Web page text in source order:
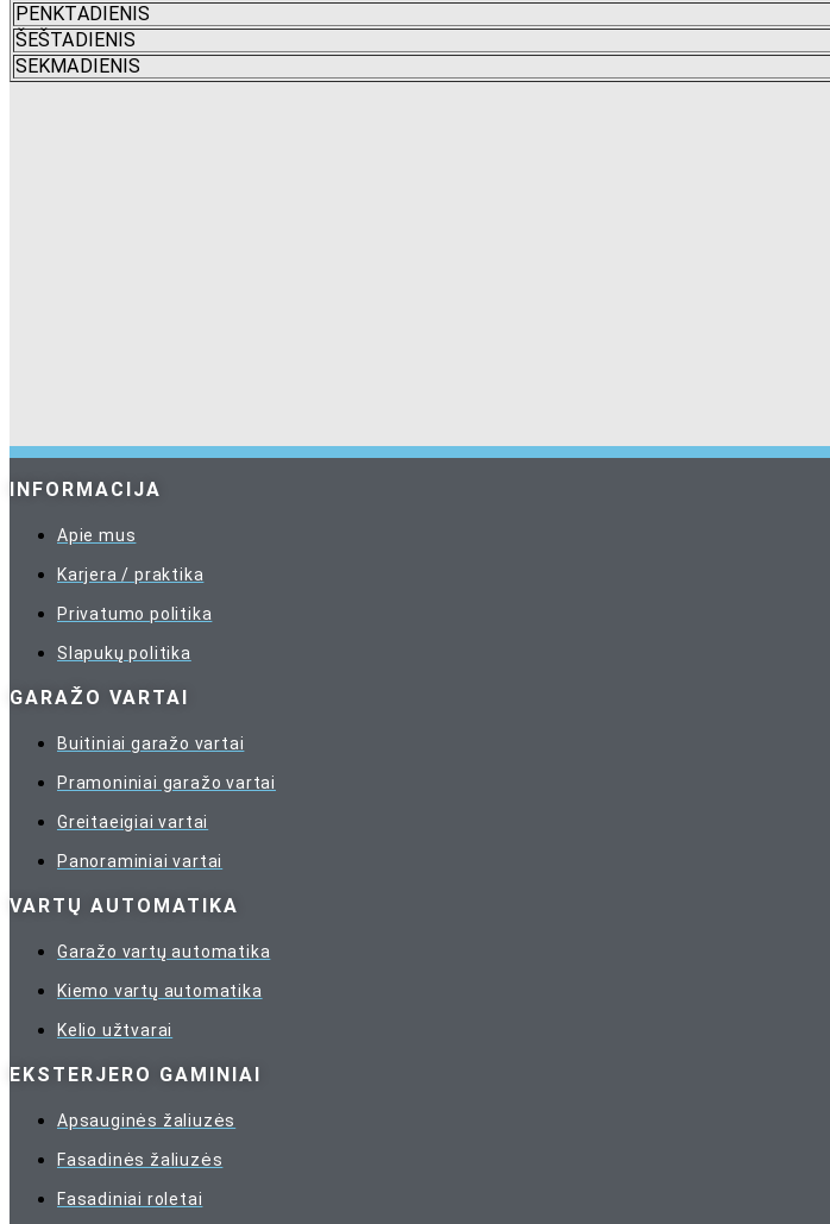
PENKTADIENIS
ŠEŠTADIENIS
SEKMADIENIS
INFORMACIJA
Apie mus
Karjera / praktika
Privatumo politika
Slapukų politika
GARAŽO VARTAI
Buitiniai garažo vartai
Pramoniniai garažo vartai
Greitaeigiai vartai
Panoraminiai vartai
VARTŲ AUTOMATIKA
Garažo vartų automatika
Kiemo vartų automatika
Kelio užtvarai
EKSTERJERO GAMINIAI
Apsauginės žaliuzės
Fasadinės žaliuzės
Fasadiniai roletai